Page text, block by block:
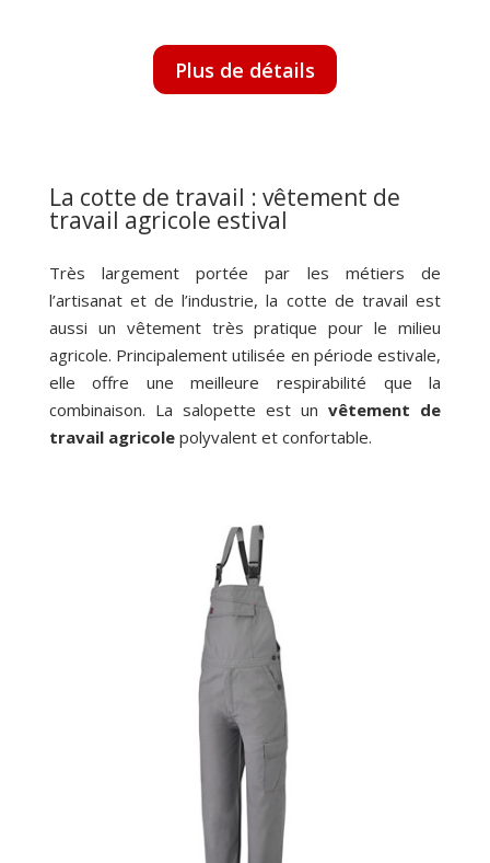
Plus de détails
La cotte de travail : vêtement de
travail agricole estival
Très largement portée par les métiers de
l’artisanat et de l’industrie, la cotte de travail est
aussi un vêtement très pratique pour le milieu
agricole. Principalement utilisée en période estivale,
elle offre une meilleure respirabilité que la
combinaison. La salopette est unvêtement de
travail agricolepolyvalent et confortable.